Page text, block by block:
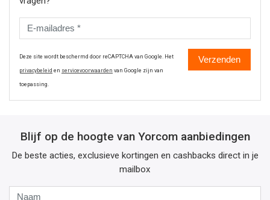
Verzenden
Deze site wordt beschermd door reCAPTCHA van Google. Het
privacybeleid en servicevoorwaarden van Google zijn van
toepassing.
Blijf op de hoogte van Yorcom aanbiedingen
De beste acties, exclusieve kortingen en cashbacks direct in je
mailbox